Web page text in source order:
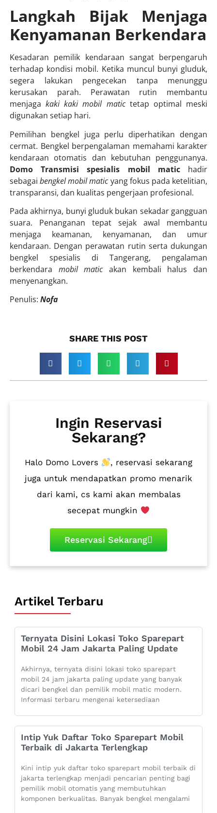
Langkah Bijak Menjaga
Kenyamanan Berkendara
Kesadaran pemilik kendaraan sangat berpengaruh
terhadap kondisi mobil. Ketika muncul bunyi gluduk,
segera lakukan pengecekan tanpa menunggu
kerusakan parah. Perawatan rutin membantu
menjagakaki kaki mobil matictetap optimal meski
digunakan setiap hari.
Pemilihan bengkel juga perlu diperhatikan dengan
cermat. Bengkel berpengalaman memahami karakter
kendaraan otomatis dan kebutuhan penggunanya.
Domo Transmisi
spesialis mobil matichadir
sebagaibengkel mobil maticyang fokus pada ketelitian,
transparansi, dan kualitas pengerjaan profesional.
Pada akhirnya, bunyi gluduk bukan sekadar gangguan
suara. Penanganan tepat sejak awal membantu
menjaga keamanan, kenyamanan, dan umur
kendaraan. Dengan perawatan rutin serta dukungan
bengkel spesialis di Tangerang, pengalaman
berkendara mobil maticakan kembali halus dan
menyenangkan.
Penulis: Nofa
SHARE THIS POST​
Ingin Reservasi
Sekarang?
Halo Domo Lovers
, reservasi sekarang
juga untuk mendapatkan promo menarik
dari kami, cs kami akan membalas
secepat mungkin
Reservasi Sekarang
Artikel Terbaru
Ternyata Disini Lokasi Toko Sparepart
Mobil 24 Jam Jakarta Paling Update
Akhirnya, ternyata disini lokasi toko sparepart
mobil 24 jam jakarta paling update yang banyak
dicari bengkel dan pemilik mobil matic modern.
Informasi terbaru mengenai ketersediaan
Intip Yuk Daftar Toko Sparepart Mobil
Terbaik di Jakarta Terlengkap
Kini intip yuk daftar toko sparepart mobil terbaik di
jakarta terlengkap menjadi pencarian penting bagi
pemilik mobil otomatis yang membutuhkan
komponen berkualitas. Banyak bengkel mengalami